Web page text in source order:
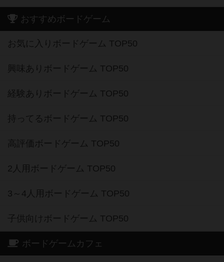
おすすめボードゲーム
お気に入りボードゲーム TOP50
興味ありボードゲーム TOP50
経験ありボードゲーム TOP50
持ってるボードゲーム TOP50
高評価ボードゲーム TOP50
2人用ボードゲーム TOP50
3～4人用ボードゲーム TOP50
子供向けボードゲーム TOP50
ボードゲームカフェ